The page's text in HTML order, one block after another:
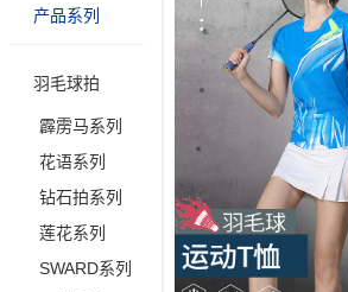
产品系列
羽毛球拍
霹雳马系列
花语系列
钻石拍系列
莲花系列
SWARD系列